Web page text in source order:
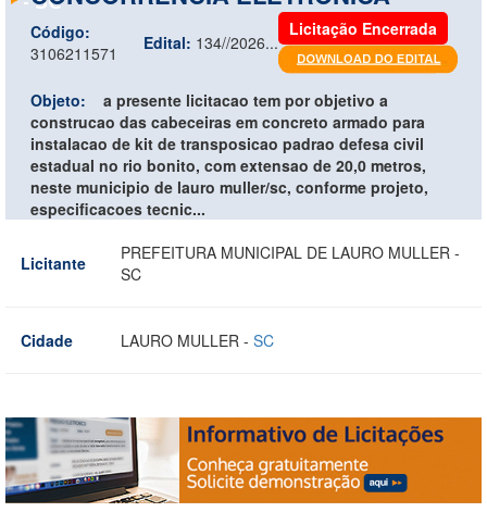
Código:
3106211571
Edital: 134//2026...
Licitação Encerrada
Objeto:
a presente licitacao tem por objetivo a
construcao das cabeceiras em concreto armado para
instalacao de kit de transposicao padrao defesa civil
estadual no rio bonito, com extensao de 20,0 metros,
neste municipio de lauro muller/sc, conforme projeto,
especificacoes tecnic...
Licitante
PREFEITURA MUNICIPAL DE LAURO MULLER -
SC
Cidade LAURO MULLER - SC